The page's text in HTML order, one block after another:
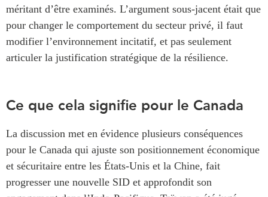
méritant d’être examinés. L’argument sous-jacent était que
pour changer le comportement du secteur privé, il faut
modifier l’environnement incitatif, et pas seulement
articuler la justification stratégique de la résilience.
Ce que cela signifie pour le Canada
La discussion met en évidence plusieurs conséquences
pour le Canada qui ajuste son positionnement économique
et sécuritaire entre les États-Unis et la Chine, fait
progresser une nouvelle SID et approfondit son